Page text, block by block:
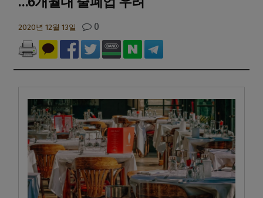
2020년 12월 13일 0